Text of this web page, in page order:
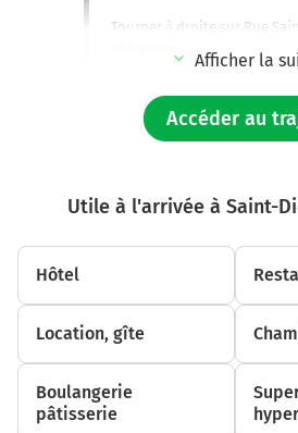
Tourner à droite sur Rue
Continuer Place du 12
Au rond-point, prendre la
Avenue de Gerbéviller
Au rond-point, prendre la
continuer sur 270 mètres
2,0 km
Afficher la
Accéder au
Utile à l'arrivée à Saint-
Hôtel
Location, gîte
Boulangerie
pâtisserie